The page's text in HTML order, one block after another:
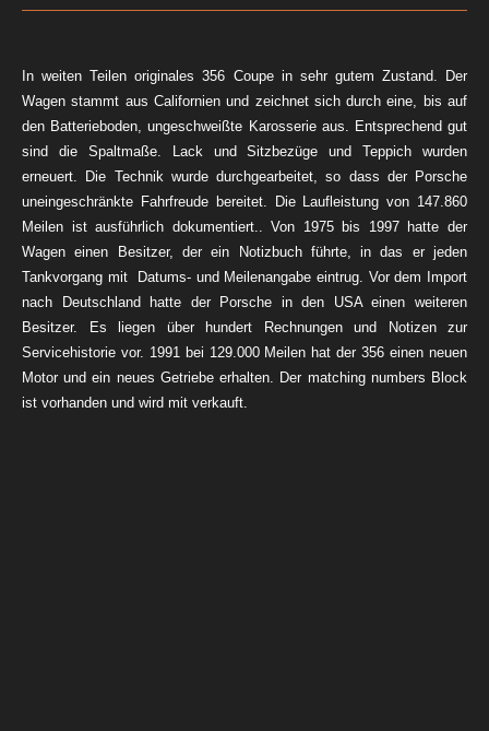
In weiten Teilen originales 356 Coupe in sehr gutem Zustand. Der
Wagen stammt aus Californien und zeichnet sich durch eine, bis auf
den Batterieboden, ungeschweißte Karosserie aus. Entsprechend gut
sind die Spaltmaße. Lack und Sitzbezüge und Teppich wurden
erneuert. Die Technik wurde durchgearbeitet, so dass der Porsche
uneingeschränkte Fahrfreude bereitet. Die Laufleistung von 147.860
Meilen ist ausführlich dokumentiert.. Von 1975 bis 1997 hatte der
Wagen einen Besitzer, der ein Notizbuch führte, in das er jeden
Tankvorgang mit Datums- und Meilenangabe eintrug. Vor dem Import
nach Deutschland hatte der Porsche in den USA einen weiteren
Besitzer. Es liegen über hundert Rechnungen und Notizen zur
Servicehistorie vor. 1991 bei 129.000 Meilen hat der 356 einen neuen
Motor und ein neues Getriebe erhalten. Der matching numbers Block
ist vorhanden und wird mit verkauft.